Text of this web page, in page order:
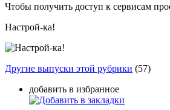
Чтобы получить доступ к сервисам
Настрой-ка!
Другие выпуски этой рубрики (57)
добавить в избранное